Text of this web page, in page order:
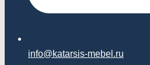
info@katarsis-mebel.ru